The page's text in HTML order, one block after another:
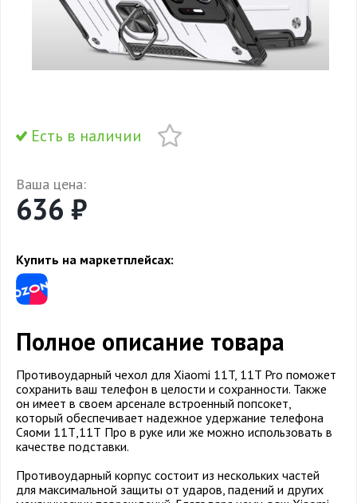
Есть в наличии
Ваша цена:
636 ₽
Купить на маркетплейсах:
Полное описание товара
Противоударный чехол для Xiaomi 11T, 11T Pro поможет
сохранить ваш телефон в целости и сохранности. Также
он имеет в своем арсенале встроенный попсокет,
который обеспечивает надежное удержание телефона
Cяоми 11Т,11Т Про в руке или же можно использовать в
качестве подставки.
Противоударный корпус состоит из нескольких частей
для максимальной защиты от ударов, падений и других